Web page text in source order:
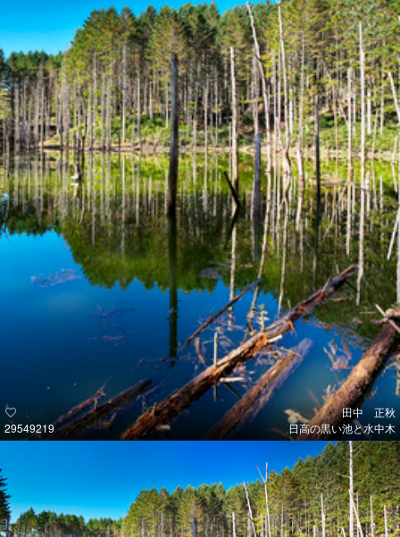
29549219
田中 正秋
日高の黒い池と水中木